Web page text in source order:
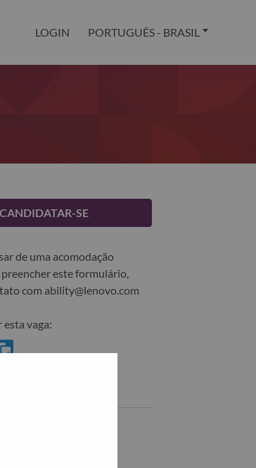
LOGIN PORTUGUÊS - BRASIL
CANDIDATAR-SE
de uma acomodação
este formulário,
com ability@lenovo.com
vaga:
Karnataka, Índia,